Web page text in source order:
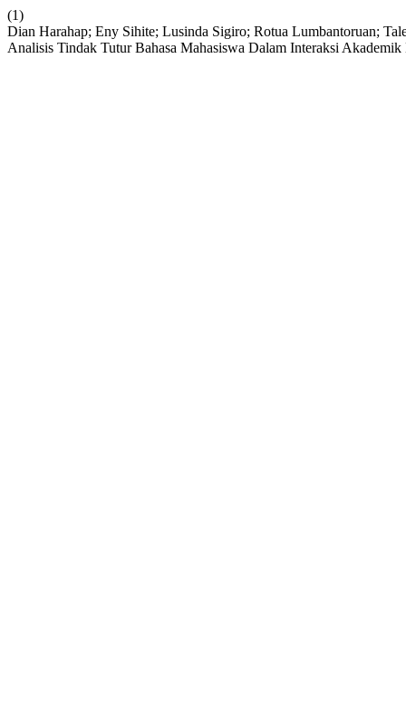
(1)
Dian Harahap; Eny Sihite; Lusinda Sigiro; Rotua Lumbantoruan;
Analisis Tindak Tutur Bahasa Mahasiswa Dalam Interaksi